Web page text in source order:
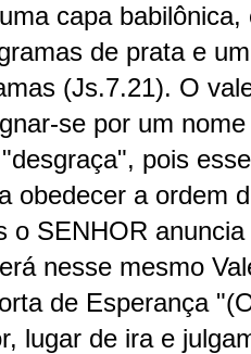
capa babilônica,
de prata e
(Js.7.21). O
se por um
pois
obedecer a ordem
o SENHOR
nesse mesmo
de Esperança
lugar de ira e